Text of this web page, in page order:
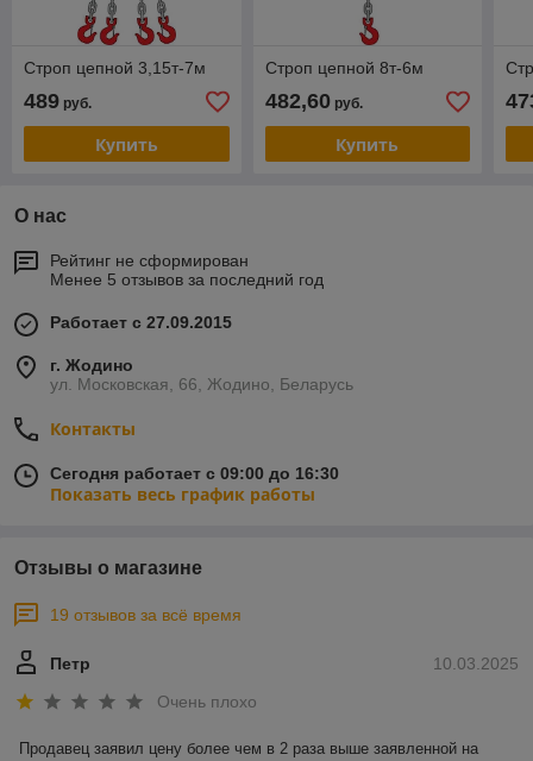
Строп цепной 3,15т-7м
489 руб.
Купить
Строп цепной 8т-6м
482,60руб.
Купить
О нас
Рейтинг не сформирован
Менее 5 отзывов за последний год
Работает с 27.09.2015
г. Жодино
ул. Московская, 66, Жодино, Беларусь
Контакты
Сегодня работает с 09:00 до 16:30
Показать весь график работы
Отзывы о магазине
19 отзывов за всё время
10.03.2025
Петр
Очень плохо
Продавец заявил цену более чем в 2 раза выше заявленной на